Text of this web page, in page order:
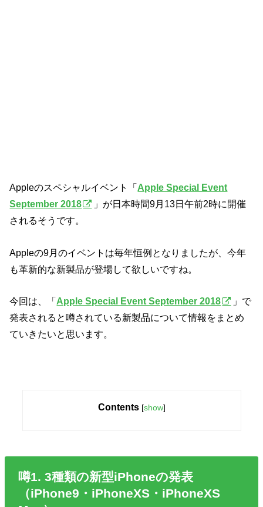
Appleのスペシャルイベント「Apple Special Event
September 2018
」が日本時間9月13日午前2時に開催
されるそうです。
Appleの9月のイベントは毎年恒例となりましたが、今年
も革新的な新製品が登場して欲しいですね。
今回は、「Apple Special Event September 2018
」で
発表されると噂されている新製品について情報をまとめ
ていきたいと思います。
Contents [show]
噂1. 3種類の新型iPhoneの発表
（iPhone9・iPhoneXS・iPhoneXS